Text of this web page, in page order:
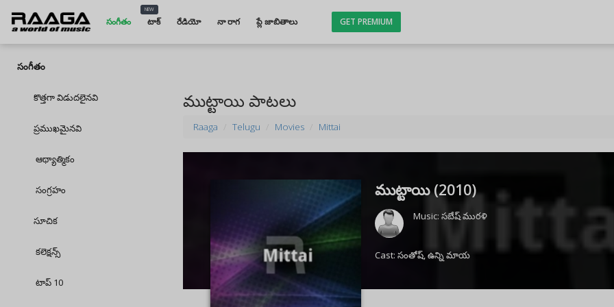
సంగీతం
NEW
టాక్ రేడియో నా రాగ ప్లే జాబితాలు GET PREMIUM
సంగీతం
కొత్తగా విడుదలైనవి
ప్రముఖమైనవి
ఆథ్యాత్మికం
సంగ్రహం
సూచిక
కలెక్షన్స్
టాప్ 10
ముట్టాయి పాటలు
Raaga Telugu Movies Mittai
ముట్టాయి (2010)
Music:సబేష్ మురళి
Cast:సంతోష్,ఉన్ని మాయ